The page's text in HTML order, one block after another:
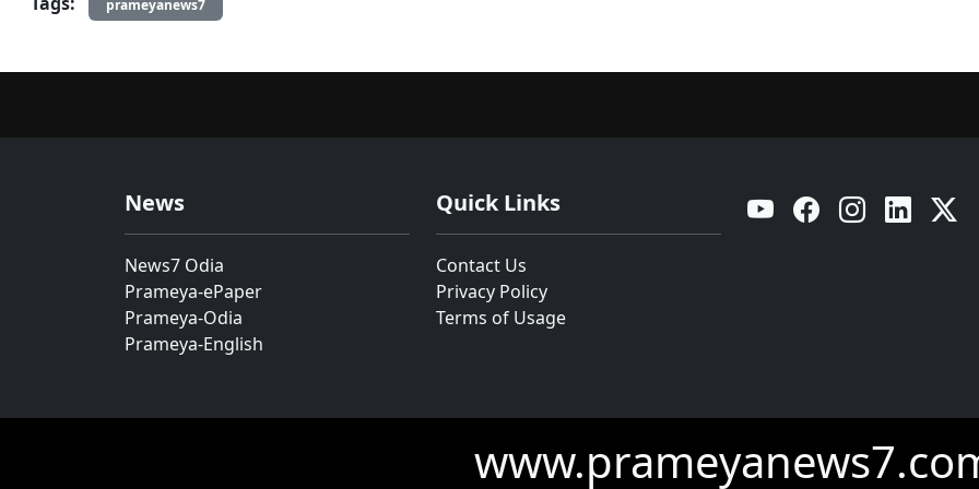
prameyanews7
News
News7 Odia
Prameya-ePaper
Prameya-Odia
Prameya-English
Quick Links
Contact Us
Privacy Policy
Terms of Usage
YouTube Facebook Instagram